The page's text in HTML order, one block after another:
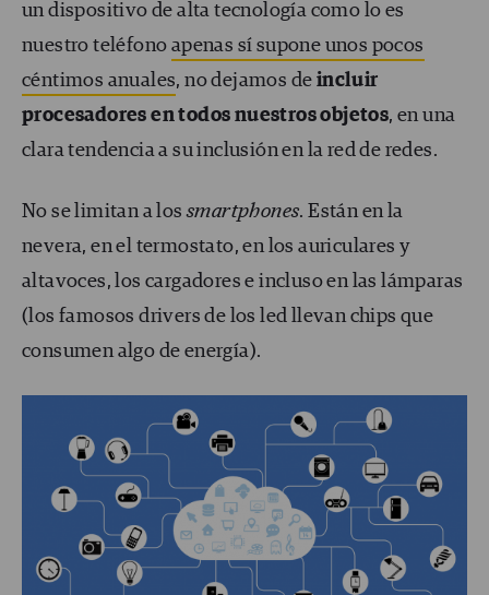
un dispositivo de alta tecnología como lo es
nuestro teléfono apenas sí supone unos pocos
céntimos anuales, no dejamos de incluir
procesadores en todos nuestros objetos, en una
clara tendencia a su inclusión en la red de redes.
No se limitan a lossmartphones. Están en la
nevera, en el termostato, en los auriculares y
altavoces, los cargadores e incluso en las lámparas
(los famosos drivers de los led llevan chips que
consumen algo de energía).